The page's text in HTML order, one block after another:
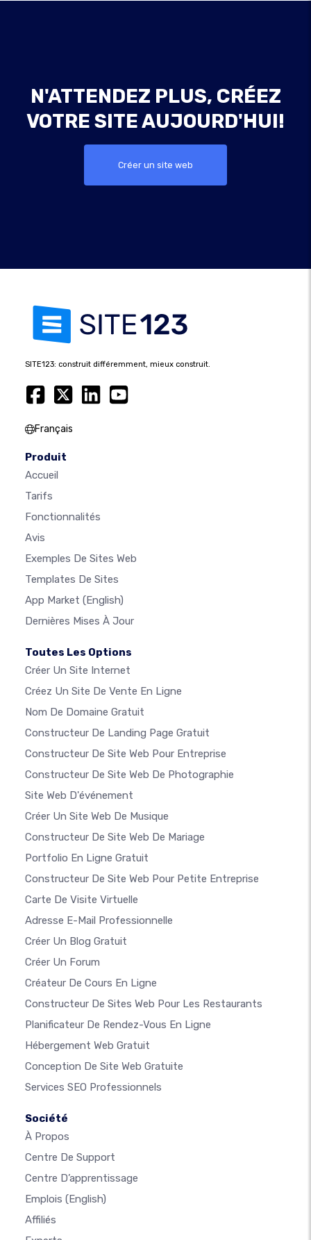
N'ATTENDEZ PLUS, CRÉEZ
VOTRE SITE AUJOURD'HUI!
Créer un site web
SITE123: construit différemment, mieux construit.
Français
Produit
Accueil
Tarifs
Fonctionnalités
Avis
Exemples De Sites Web
Templates De Sites
App Market (English)
Dernières Mises À Jour
Toutes Les Options
Créer Un Site Internet
Créez Un Site De Vente En Ligne
Nom De Domaine Gratuit
Constructeur De Landing Page Gratuit
Constructeur De Site Web Pour Entreprise
Constructeur De Site Web De Photographie
Site Web D'événement
Créer Un Site Web De Musique
Constructeur De Site Web De Mariage
Portfolio En Ligne Gratuit
Constructeur De Site Web Pour Petite Entreprise
Carte De Visite Virtuelle
Adresse E-Mail Professionnelle
Créer Un Blog Gratuit
Créer Un Forum
Créateur De Cours En Ligne
Constructeur De Sites Web Pour Les Restaurants
Planificateur De Rendez-Vous En Ligne
Hébergement Web Gratuit
Conception De Site Web Gratuite
Services SEO Professionnels
Société
À Propos
Centre De Support
Centre D’apprentissage
Emplois (English)
Affiliés